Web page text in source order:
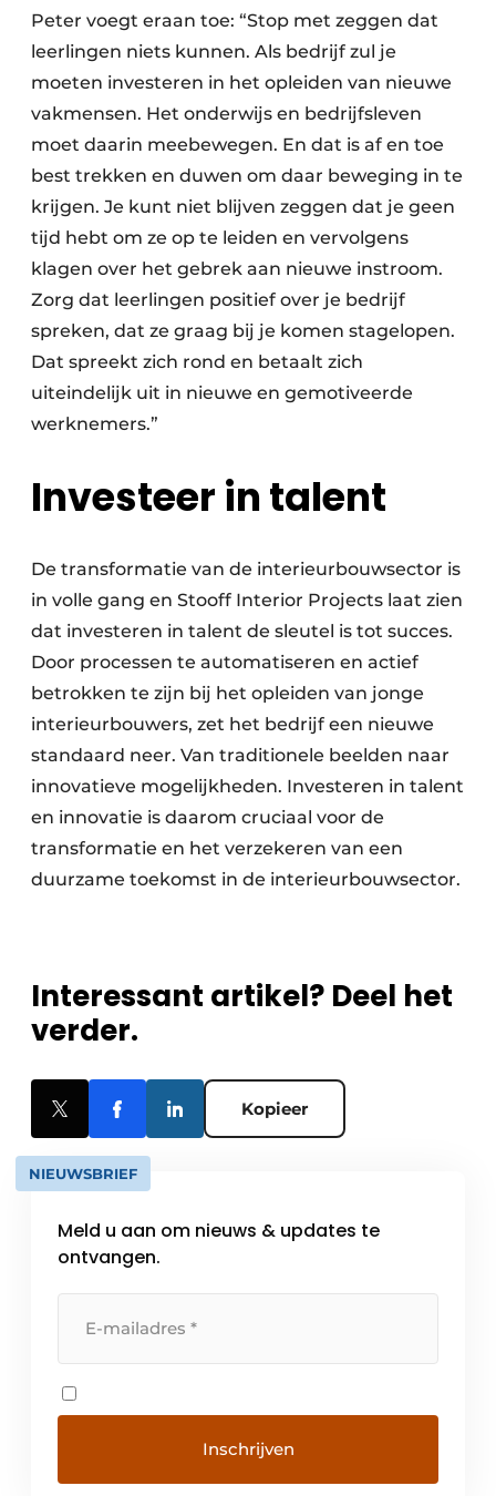
Peter voegt eraan toe: “Stop met zeggen dat
leerlingen niets kunnen. Als bedrijf zul je
moeten investeren in het opleiden van nieuwe
vakmensen. Het onderwijs en bedrijfsleven
moet daarin meebewegen. En dat is af en toe
best trekken en duwen om daar beweging in te
krijgen. Je kunt niet blijven zeggen dat je geen
tijd hebt om ze op te leiden en vervolgens
klagen over het gebrek aan nieuwe instroom.
Zorg dat leerlingen positief over je bedrijf
spreken, dat ze graag bij je komen stagelopen.
Dat spreekt zich rond en betaalt zich
uiteindelijk uit in nieuwe en gemotiveerde
werknemers.”
Investeer in talent
De transformatie van de interieurbouwsector is
in volle gang en Stooff Interior Projects laat zien
dat investeren in talent de sleutel is tot succes.
Door processen te automatiseren en actief
betrokken te zijn bij het opleiden van jonge
interieurbouwers, zet het bedrijf een nieuwe
standaard neer. Van traditionele beelden naar
innovatieve mogelijkheden. Investeren in talent
en innovatie is daarom cruciaal voor de
transformatie en het verzekeren van een
duurzame toekomst in de interieurbouwsector.
Interessant artikel? Deel het
verder.
Kopieer
NIEUWSBRIEF
Meld u aan om nieuws & updates te
ontvangen.